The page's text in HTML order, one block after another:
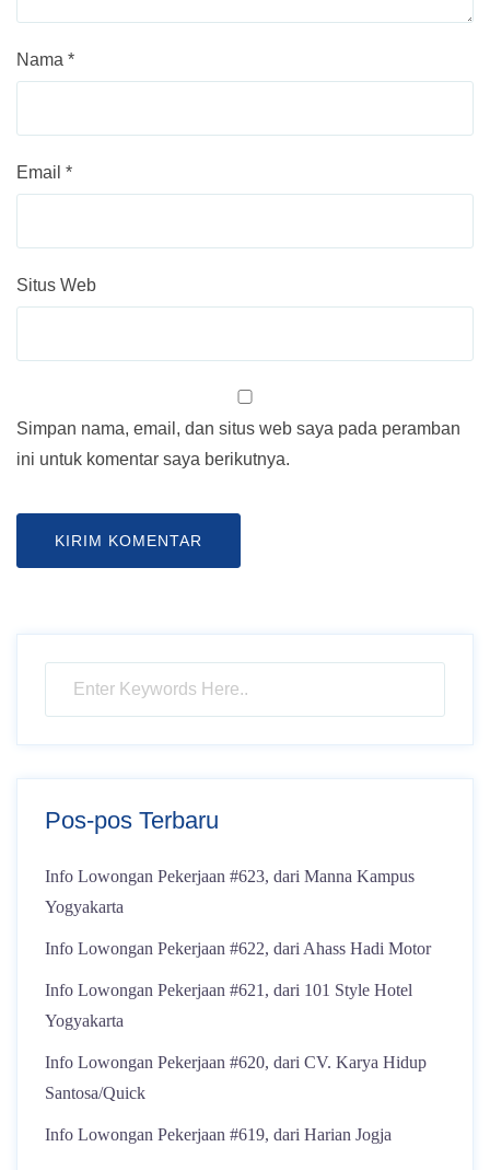
Nama *
Email *
Situs Web
Simpan nama, email, dan situs web saya pada peramban
ini untuk komentar saya berikutnya.
Pos-pos Terbaru
Info Lowongan Pekerjaan #623, dari Manna Kampus
Yogyakarta
Info Lowongan Pekerjaan #622, dari Ahass Hadi Motor
Info Lowongan Pekerjaan #621, dari 101 Style Hotel
Yogyakarta
Info Lowongan Pekerjaan #620, dari CV. Karya Hidup
Santosa/Quick
Info Lowongan Pekerjaan #619, dari Harian Jogja